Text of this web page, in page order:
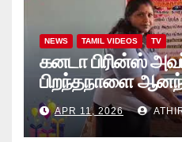
NEWS TAMIL VIDEOS TV
கனடா பிரின்ஸ்
பிறந்தநாளை
கொண்டாடினார்கள்
(வீடியோ)
APR 11, 2026